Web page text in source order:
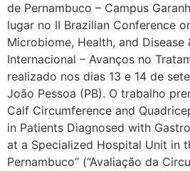
de Pernambuco – Campus
lugar no II Brazilian Conference
Microbiome, Health, and Disease
Internacional – Avanços no
realizado nos dias 13 e 14 de
João Pessoa (PB). O trabalho
Calf Circumference and
in Patients Diagnosed with
at a Specialized Hospital Unit in
Pernambuco” (“Avaliação da